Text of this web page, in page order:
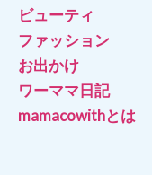
ビューティ
ファッション
お出かけ
ワーママ日記
mamacowithとは